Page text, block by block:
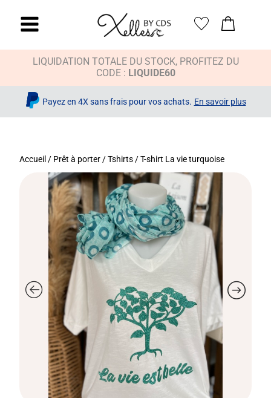
LIQUIDATION TOTALE DU STOCK, PROFITEZ DU
CODE : LIQUIDE60
Payez en 4X sans frais pour vos achats. En savoir plus
Accueil / Prêt à porter /Tshirts / T-shirt La vie turquoise